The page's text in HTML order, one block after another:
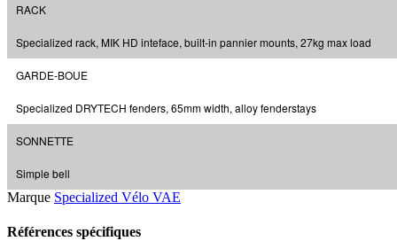
RACK
Specialized rack, MIK HD inteface, built-in pannier mounts, 27kg max load
GARDE-BOUE
Specialized DRYTECH fenders, 65mm width, alloy fenderstays
SONNETTE
Simple bell
Marque Specialized Vélo VAE
Références spécifiques